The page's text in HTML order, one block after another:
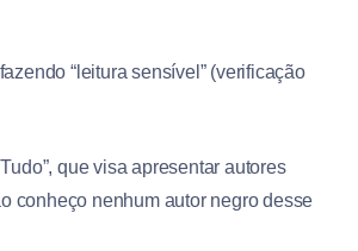
“leitura sensível” (verificação
que visa apresentar autores
conheço nenhum autor negro desse